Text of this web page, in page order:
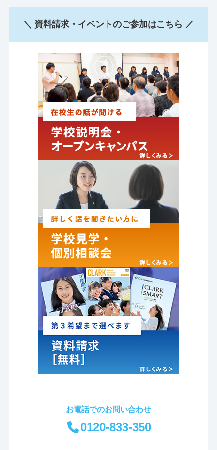
＼ 資料請求・イベントのご参加はこちら ／
お電話でのお問い合わせ
0120-833-350